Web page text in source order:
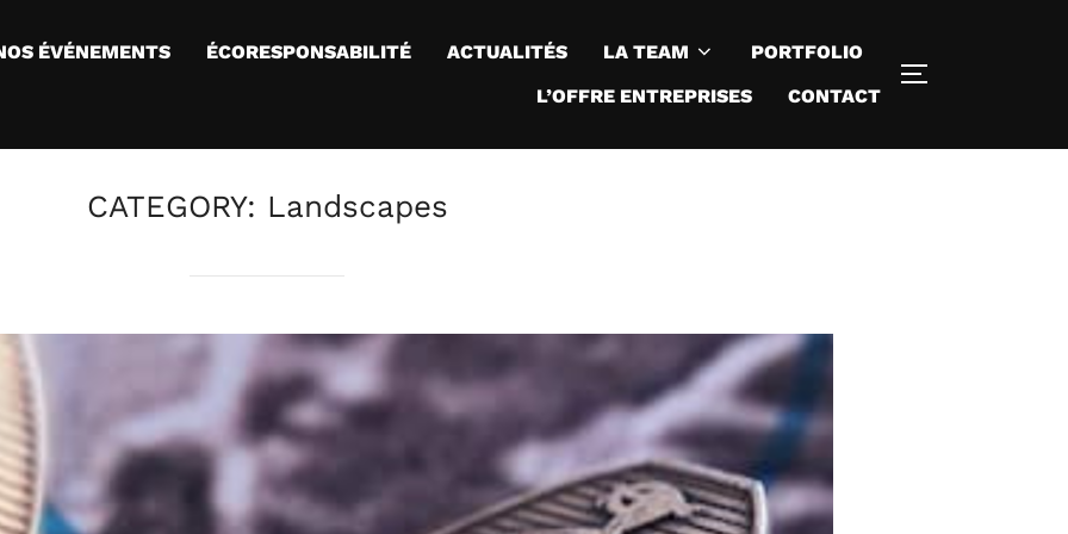
ÉVÉNEMENTS ÉCORESPONSABILITÉ ACTUALITÉS LA TEAM
PORTFOLIO
L’OFFRE ENTREPRISES
CONTACT
TOGGLE
CATEGORY: Landscapes